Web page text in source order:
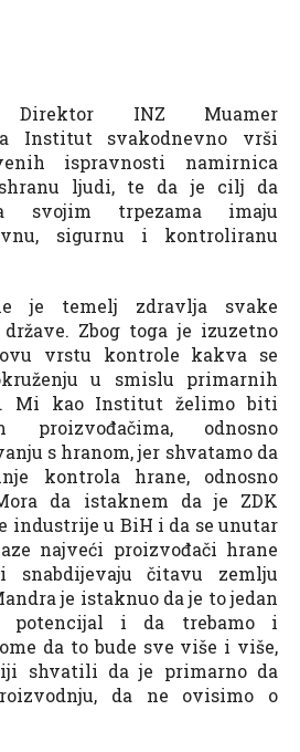
Direktor INZ Muamer
Institut svakodnevno vrši
ispravnosti namirnica
ljudi, te da je cilj da
svojim trpezama imaju
sigurnu i kontroliranu
je temelj zdravlja svake
Zbog toga je izuzetno
vrstu kontrole kakva se
u smislu primarnih
Mi kao Institut želimo biti
proizvođačima, odnosno
s hranom, jer shvatamo da
kontrola hrane, odnosno
da istaknem da je ZDK
industrije u BiH i da se unutar
najveći proizvođači hrane
čitavu zemlju
je istaknuo da je to jedan
potencijal i da trebamo i
da to bude sve više i više,
shvatili da je primarno da
da ne ovisimo o